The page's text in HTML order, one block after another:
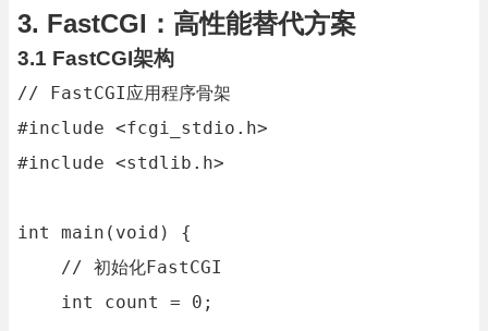
3. FastCGI：高性能替代方案
3.1 FastCGI架构
// FastCGI应用程序骨架
#include <fcgi_stdio.h>
#include <stdlib.h>
int main(void) {
    // 初始化FastCGI
    int count = 0;